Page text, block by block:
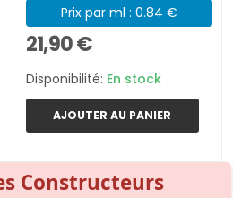
Prix par ml : 0.84 €
21,90 €
Disponibilité: En stock
AJOUTER AU PANIER
Constructeurs